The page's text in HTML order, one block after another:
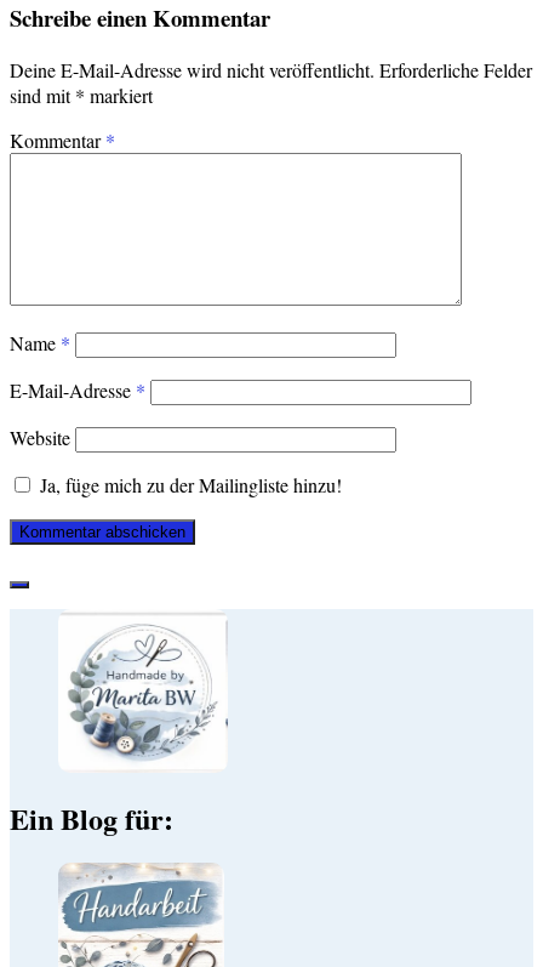
Schreibe einen Kommentar
Deine E-Mail-Adresse wird nicht veröffentlicht. Erforderliche Felder
sind mit* markiert
Kommentar*
Name *
E-Mail-Adresse *
Website
Ja, füge mich zu der Mailingliste hinzu!
Ein Blog für: